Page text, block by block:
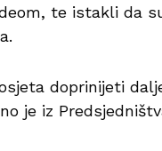
te istakli da
doprinijeti
je iz